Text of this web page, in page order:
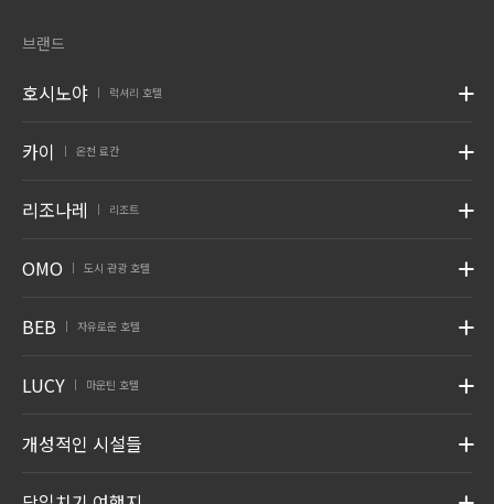
브랜드
호시노야 럭셔리 호텔
카이 온천 료칸
리조나레 리조트
OMO 도시 관광 호텔
BEB 자유로운 호텔
LUCY 마운틴 호텔
개성적인 시설들